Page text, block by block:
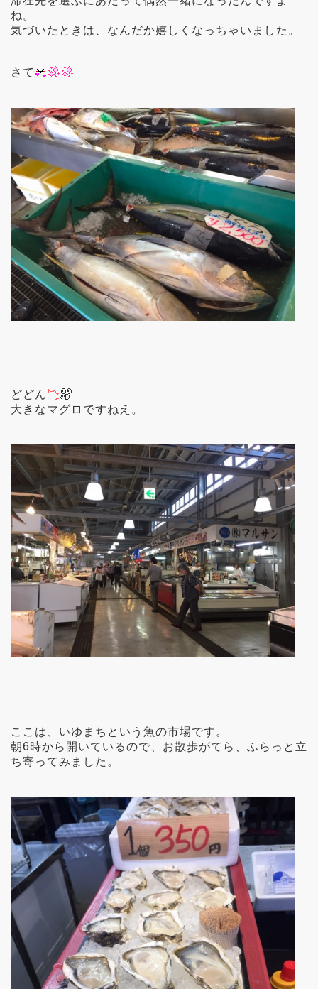
ね。
気づいたときは、なんだか嬉しくなっちゃいました。
さて
どどん
大きなマグロですねえ。
ここは、いゆまちという魚の市場です。
朝6時から開いているので、お散歩がてら、ふらっと立
ち寄ってみました。